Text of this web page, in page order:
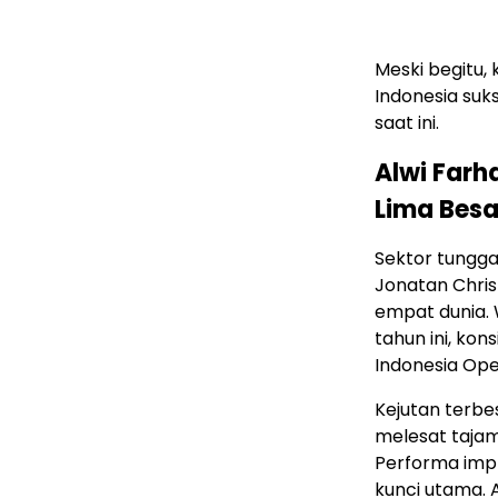
Meski
Indonesia
saat ini.
Alwi
Lima
Sektor
Jonatan
empat dunia.
tahun ini,
Indonesia
Kejutan
melesat
Performa
kunci utama.